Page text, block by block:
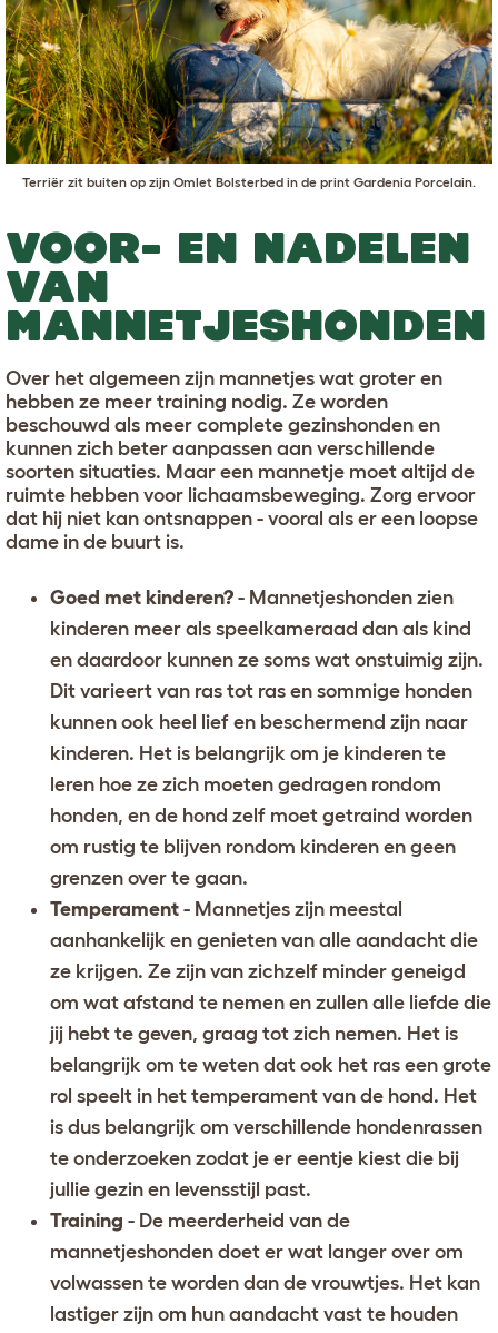
Terriër zit buiten op zijn Omlet Bolsterbed in de print Gardenia Porcelain.
VOOR- EN NADELEN
VAN
MANNETJESHONDEN
Over het algemeen zijn mannetjes wat groter en
hebben ze meer training nodig. Ze worden
beschouwd als meer complete gezinshonden en
kunnen zich beter aanpassen aan verschillende
soorten situaties. Maar een mannetje moet altijd de
ruimte hebben voor lichaamsbeweging. Zorg ervoor
dat hij niet kan ontsnappen - vooral als er een loopse
dame in de buurt is.
Goed met kinderen? - Mannetjeshonden zien
kinderen meer als speelkameraad dan als kind
en daardoor kunnen ze soms wat onstuimig zijn.
Dit varieert van ras tot ras en sommige honden
kunnen ook heel lief en beschermend zijn naar
kinderen. Het is belangrijk om je kinderen te
leren hoe ze zich moeten gedragen rondom
honden, en de hond zelf moet getraind worden
om rustig te blijven rondom kinderen en geen
grenzen over te gaan.
Temperament - Mannetjes zijn meestal
aanhankelijk en genieten van alle aandacht die
ze krijgen. Ze zijn van zichzelf minder geneigd
om wat afstand te nemen en zullen alle liefde die
jij hebt te geven, graag tot zich nemen. Het is
belangrijk om te weten dat ook het ras een grote
rol speelt in het temperament van de hond. Het
is dus belangrijk om verschillende hondenrassen
te onderzoeken zodat je er eentje kiest die bij
jullie gezin en levensstijl past.
Training - De meerderheid van de
mannetjeshonden doet er wat langer over om
volwassen te worden dan de vrouwtjes. Het kan
lastiger zijn om hun aandacht vast te houden